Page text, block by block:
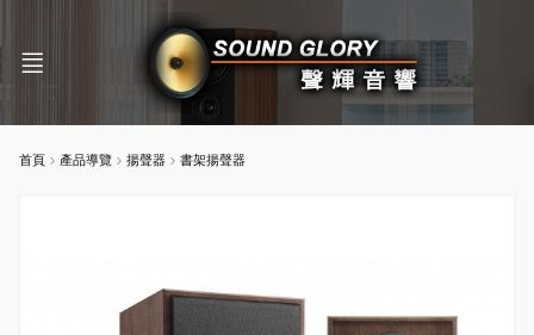
首頁 產品導覽 揚聲器 書架揚聲器